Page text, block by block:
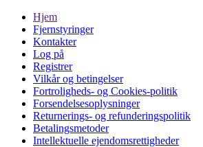
Hjem
Fjernstyringer
Kontakter
Log på
Registrer
Vilkår og betingelser
Fortroligheds- og Cookies-politik
Forsendelsesoplysninger
Returnerings- og refunderingspolitik
Betalingsmetoder
Intellektuelle ejendomsrettigheder